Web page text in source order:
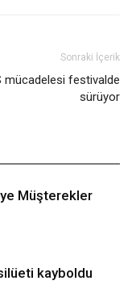
Sonraki İçerik
mücadelesi festivalde
sürüyor
Müşterekler
kayboldu